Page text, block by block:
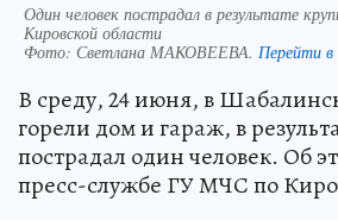
Один человек пострадал в результате
Кировской области
Фото: Светлана МАКОВЕЕВА. Перейти
В среду, 24 июня, в
горели дом и гараж, в
пострадал один человек. Об
пресс-службе ГУ МЧС по